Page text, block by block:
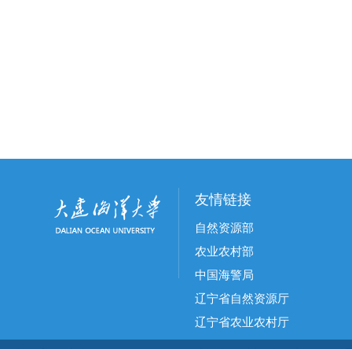
友情链接
自然资源部
农业农村部
中国海警局
辽宁省自然资源厅
辽宁省农业农村厅